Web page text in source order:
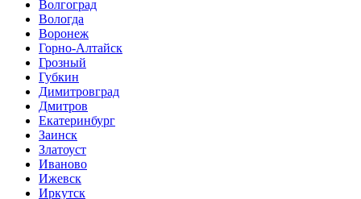
Волгоград
Вологда
Воронеж
Горно-Алтайск
Грозный
Губкин
Димитровград
Дмитров
Екатеринбург
Заинск
Златоуст
Иваново
Ижевск
Иркутск